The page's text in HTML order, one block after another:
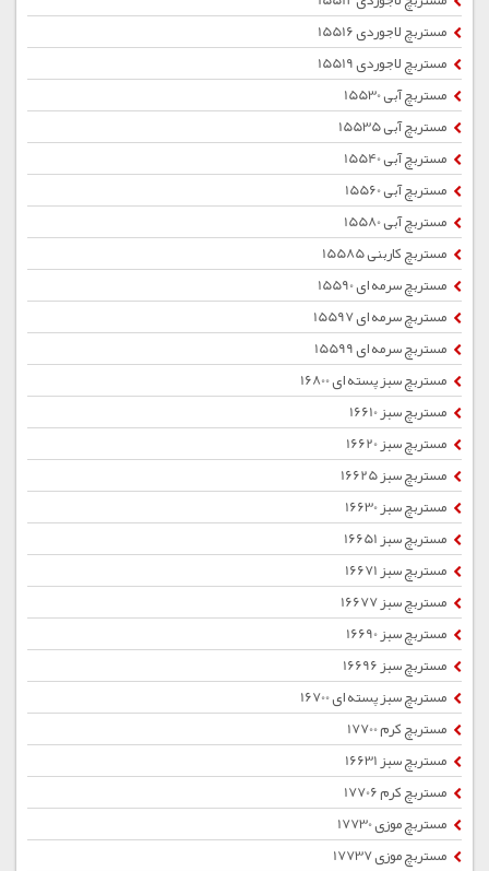
مستربچ لاجوردی 15516
مستربچ لاجوردی 15519
مستربچ آبی 15530
مستربچ آبی 15535
مستربچ آبی 15540
مستربچ آبی 15560
مستربچ آبی 15580
مستربچ کاربنی 15585
مستربچ سرمه ای 15590
مستربچ سرمه ای 15597
مستربچ سرمه ای 15599
مستربچ سبز پسته ای 16800
مستربچ سبز 16610
مستربچ سبز 16620
مستربچ سبز 16625
مستربچ سبز 16630
مستربچ سبز 16651
مستربچ سبز 16671
مستربچ سبز 16677
مستربچ سبز 16690
مستربچ سبز 16696
مستربچ سبز پسته ای 16700
مستربچ کرم 17700
مستربچ سبز 16631
مستربچ کرم 17706
مستربچ موزی 17730
مستربچ موزی 17737